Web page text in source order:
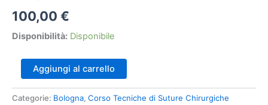
100,00 €
Disponibilità: Disponibile
Corso
Tecniche
di
Suture
Aggiungi al carrello
Categorie: Bologna, Corso Tecniche di Suture Chirurgiche